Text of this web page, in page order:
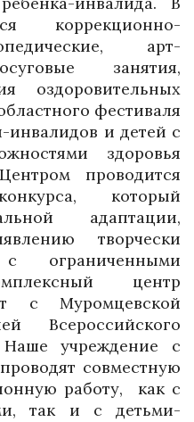
коррекционно-
арт-
занятия,
оздоровительных
фестиваля
инвалидов и детей с
здоровья
проводится
который
адаптации,
творчески
ограниченными
центр
с Муромцевской
Всероссийского
Наше учреждение с
совместную
работу, как с
так и с детьми-